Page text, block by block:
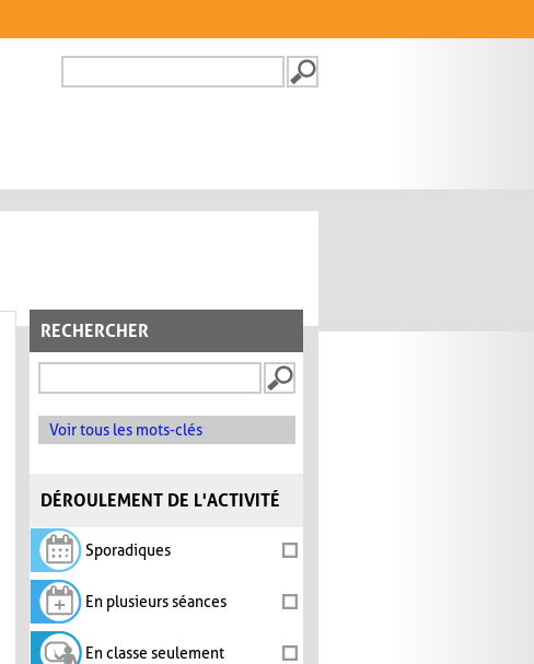
FORMULAIRE DE
RECHERCHER
Voir tous les mots-clés
DÉROULEMENT DE L'ACTIVITÉ
Sporadiques
En plusieurs séances
En classe seulement